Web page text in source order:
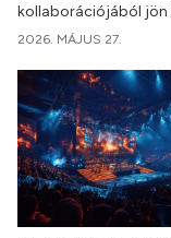
kollaborációjából jön
2026. MÁJUS 27.